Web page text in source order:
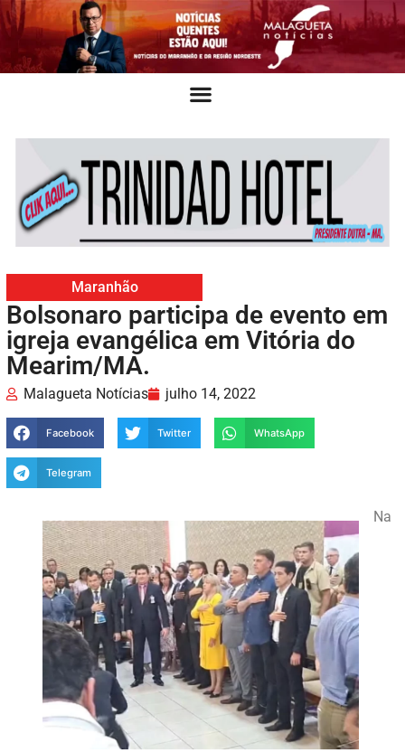
Maranhão
Bolsonaro participa de evento em
igreja evangélica em Vitória do
Mearim/MA.
Malagueta Notícias julho 14, 2022
Facebook Twitter WhatsApp
Telegram
Na